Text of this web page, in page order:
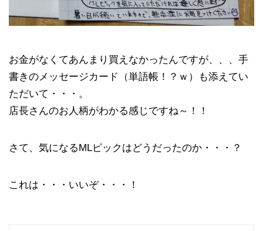
お金がなくてあんまり買えなかったんですが、、、手
書きのメッセージカード（単語帳！？ｗ）も添えてい
ただいて・・・。
店長さんのお人柄がわかる感じですね～！！
さて、気になるMLピックはどうだったのか・・・？
これは・・・いいぞ・・・！